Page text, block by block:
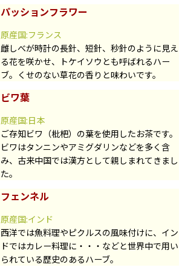
パッションフラワー
原産国:フランス
雌しべが時計の長針、短針、秒針のように見え
る花を咲かせ、トケイソウとも呼ばれるハー
ブ。くせのない草花の香りと味わいです。
ビワ葉
原産国:日本
ご存知ビワ（枇杷）の葉を使用したお茶です。
ビワはタンニンやアミグダリンなどを多く含
み、古来中国では漢方として親しまれてきまし
た。
フェンネル
原産国:インド
西洋では魚料理やピクルスの風味付けに、イン
ドではカレー料理に・・・などと世界中で用い
られている歴史のあるハーブ。